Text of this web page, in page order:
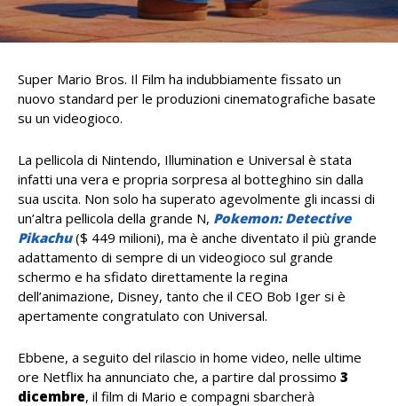
Super Mario Bros. Il Film ha indubbiamente fissato un
nuovo standard per le produzioni cinematografiche basate
su un videogioco.
La pellicola di Nintendo, Illumination e Universal è stata
infatti una vera e propria sorpresa al botteghino sin dalla
sua uscita. Non solo ha superato agevolmente gli incassi di
un’altra pellicola della grande N, Pokemon: Detective
Pikachu($ 449 milioni), ma è anche diventato il più grande
adattamento di sempre di un videogioco sul grande
schermo e ha sfidato direttamente la regina
dell’animazione, Disney, tanto che il CEO Bob Iger si è
apertamente congratulato con Universal.
Ebbene, a seguito del rilascio in home video, nelle ultime
ore Netflix ha annunciato che, a partire dal prossimo 3
dicembre, il film di Mario e compagni sbarcherà